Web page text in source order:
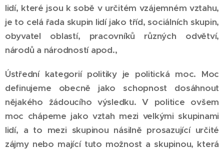
lidí, které jsou k sobě v určitém vzájemném vztahu,
je to celá řada skupin lidí jako tříd, sociálních skupin,
obyvatel oblastí, pracovníků různých odvětví,
národů a národností apod.,
Ústřední kategorií politiky je politická moc. Moc
definujeme obecně jako schopnost dosáhnout
nějakého žádoucího výsledku. V politice ovšem
moc chápeme jako vztah mezi velkými skupinami
lidí, a to mezi skupinou násilně prosazující určité
zájmy nebo mající tuto možnost a skupinou, která